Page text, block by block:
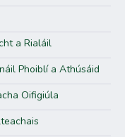
a Rialáil
Phoiblí a Athúsáid
Oifigiúla